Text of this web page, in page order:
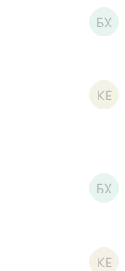
БХ
КЕ
БХ
КЕ